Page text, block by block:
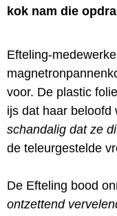
kok nam die
Efteling-
voor. De plastic
ijs dat haar beloofd
schandalig dat ze
de teleurgestelde
De Efteling bood
ontzettend